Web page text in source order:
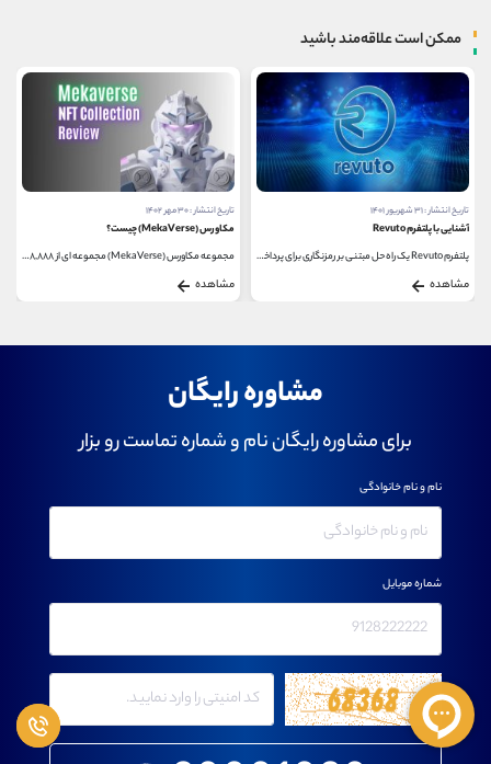
ممکن است علاقه‌مند باشید
تاریخ انتشار : ۳۰ مهر ۱۴۰۲
مکاورس (MekaVerse) چیست؟
مجموعه مکاورس (MekaVerse) مجموعه ای از ۸,۸۸۸ توکن غیر...
مشاهده
تاریخ انتشار : ۱۳ اسفند ۱۴۰۲
استاندارد ERC404 چیست؟
استانداردهای توکن در اتریوم برای مالکیت دارایی‌...
مشاهده
مشاوره رایگان
برای مشاوره رایگان نام و شماره تماست رو بزار
نام و نام خانوادگی
شماره موبایل